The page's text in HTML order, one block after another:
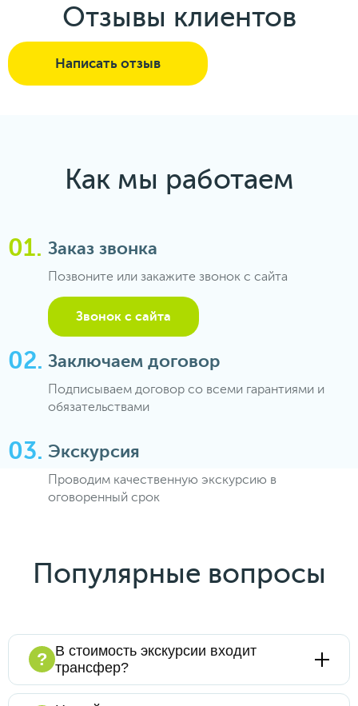
Отзывы клиентов
Написать отзыв
Как мы работаем
Заказ звонка
Позвоните или закажите звонок с сайта
Звонок с сайта
Заключаем договор
Подписываем договор со всеми гарантиями и
обязательствами
Экскурсия
Проводим качественную экскурсию в
оговоренный срок
Популярные вопросы
? В стоимость экскурсии входит
трансфер?
Конечно, мы предлагаем экскурсионные